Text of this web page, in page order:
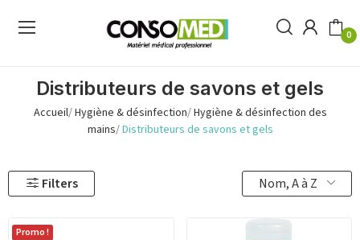
0
Distributeurs de savons et gels
Accueil Hygiène & désinfection Hygiène & désinfection des
mains Distributeurs de savons et gels
Filters Nom, A à Z
Promo !